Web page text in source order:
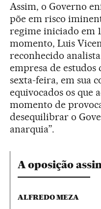
Assim, o Governo
põe em risco
regime iniciado em
momento, Luis
reconhecido
empresa de
sexta-feira, em sua
equivocados os que
momento de
desequilibrar o
anarquia”.
A oposição
ALFREDO MEZA